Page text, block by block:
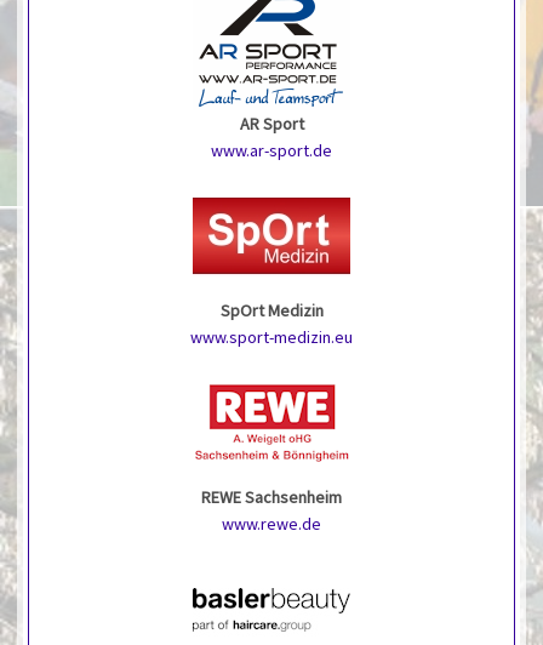
AR Sport
www.ar-sport.de
SpOrt Medizin
www.sport-medizin.eu
REWE Sachsenheim
www.rewe.de